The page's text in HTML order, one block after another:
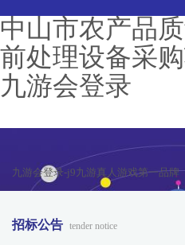
中山市农产品
前处理设备采
九游会登录
九游会登录-j9九游真人游戏第一品牌
招标公告 tender notice